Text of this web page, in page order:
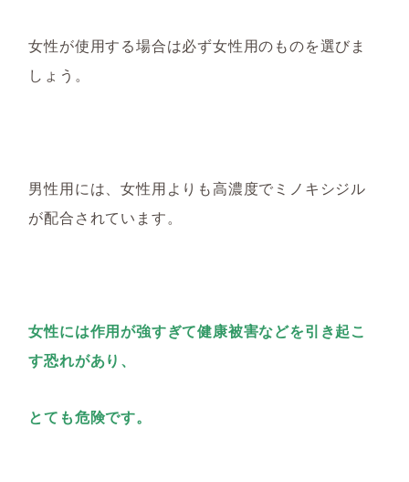
女性が使用する場合は必ず女性用のものを選びま
しょう。
男性用には、女性用よりも高濃度でミノキシジル
が配合されています。
女性には作用が強すぎて健康被害などを引き起こ
す恐れがあり、
とても危険です。